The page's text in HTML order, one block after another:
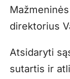
direktorius
Atsidaryti
sutartis ir